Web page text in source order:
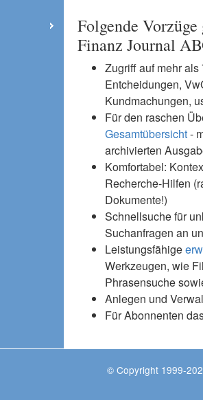
Folgende
Finanz Journal
Zugriff auf mehr
Entcheidungen,
Kundmachungen,
Für den raschen
Gesamtübersicht-
archivierten
Komfortabel:
Recherche-Hilfen
Dokumente!)
Schnellsuche für
Suchanfragen an
Leistungsfähige
Werkzeugen, wie
Phrasensuche
Anlegen und
Für Abonnenten
© Copyright 1999-